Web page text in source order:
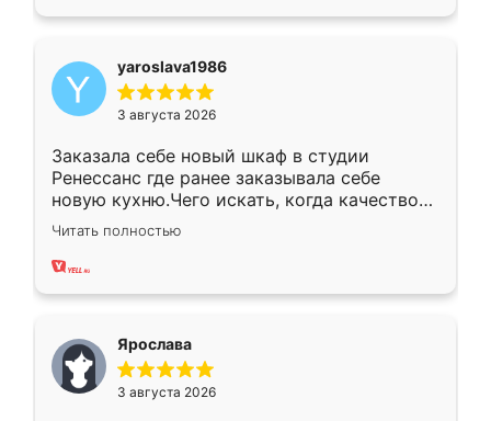
yaroslava1986
3 августа 2026
Заказала себе новый шкаф в студии
Ренессанс где ранее заказывала себе
новую кухню.Чего искать, когда качеством
вполне довольна. Служит кухня уже почти
два года, нареканий нет.
Читать полностью
Ярослава
3 августа 2026